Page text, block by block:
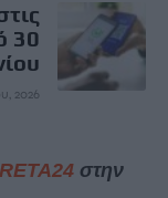
30
2026
στην